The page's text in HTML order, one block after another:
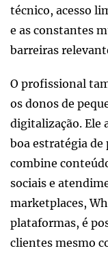
técnico, acesso
e as constantes
barreiras
O profissional
os donos de
digitalização. Ele
boa estratégia
combine
sociais e
marketplaces,
plataformas, é
clientes mesmo